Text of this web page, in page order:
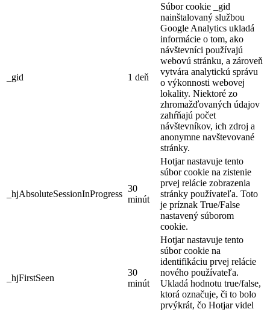
_gid 1 deň
Súbor cookie _gid
nainštalovaný službou
Google Analytics ukladá
informácie o tom, ako
návštevníci používajú
webovú stránku, a zároveň
vytvára analytickú správu
o výkonnosti webovej
lokality. Niektoré zo
zhromažďovaných údajov
zahŕňajú počet
návštevníkov, ich zdroj a
anonymne navštevované
stránky.
_hjAbsoluteSessionInProgress
30
minút
Hotjar nastavuje tento
súbor cookie na zistenie
prvej relácie zobrazenia
stránky používateľa. Toto
je príznak True/False
nastavený súborom
cookie.
_hjFirstSeen
30
minút
Hotjar nastavuje tento
súbor cookie na
identifikáciu prvej relácie
nového používateľa.
Ukladá hodnotu true/false,
ktorá označuje, či to bolo
prvýkrát, čo Hotjar videl